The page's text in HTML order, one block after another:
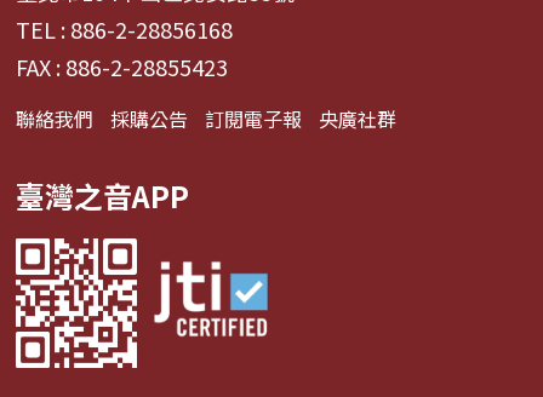
TEL : 886-2-28856168
FAX : 886-2-28855423
聯絡我們 採購公告 訂閱電子報 央廣社群
臺灣之音APP